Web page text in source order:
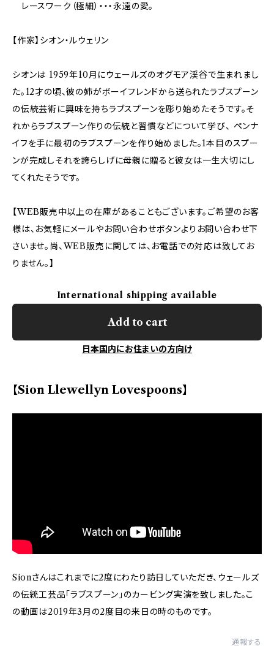
レースワーク（極細）・・・永遠の愛。
【作家】シオン・ルウェリン
シオンは 1959年10月にウェールズのオグモア渓谷で生まれまし
た。12才の頃、彼の姉がボーイフレンドから送られたラブスプーン
の伝統芸術に興味を持ちラブスプーンを彫り始めたそうです。そ
れからラブスプーン作りの伝統と習慣などについて学び、 ペンナ
イフを手に最初のラブスプーンを作り始めました。1本目のスプー
ンが完成しそれを誇らしげに母親に贈ると彼女は一生大切にし
てくれたそうです。
【WEB販売中以上の在庫があることもございます。ご希望のお客
様は、お気軽にメールやお問い合わせボタンよりお問い合わせ下
さいませ。尚、WEB販売に関しては、お電話での対応は致してお
りません。】
International shipping available
Add to cart
日本国内にお住まいの方向け
【Sion Llewellyn Lovespoons】
Sionさんはこれまでに2度にわたり訪日していただき、ウェールズ
の伝統工芸品「ラブスプーン」のカービング実演を致しました。こ
の動画は2019年3月の2度目の来日の時のものです。
通報する